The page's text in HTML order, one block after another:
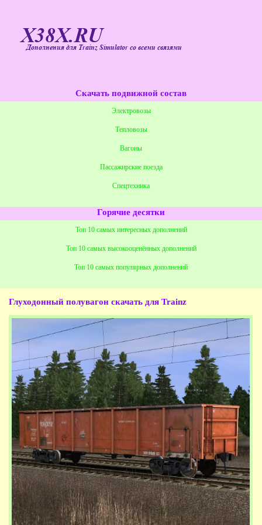
Дополнения для Trainz Simulator со всеми связями
X38X.RU
Глуходонный полувагон скачать для Trainz
Скачать подвижной состав
Электровозы
Тепловозы
Вагоны
Пассажирские поезда
Спецтехника
Горячие десятки
Топ 10 самых интересных дополнений
Топ 10 самых высокооценённых дополнений
Топ 10 самых популярных дополнений